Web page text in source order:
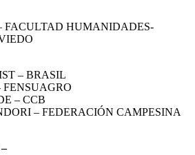
FACULTAD HUMANIDADES-
– BRASIL
FENSUAGRO
– CCB
– FEDERACIÓN CAMPESINA